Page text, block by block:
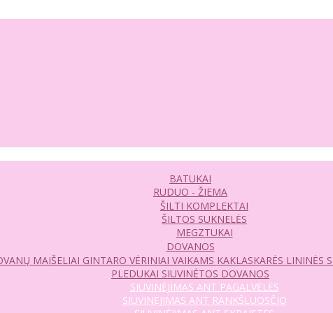
BATUKAI
RUDUO - ŽIEMA
ŠILTI KOMPLEKTAI
ŠILTOS SUKNELĖS
MEGZTUKAI
DOVANOS
MAIŠELIAI GINTARO VĖRINIAI VAIKAMS KAKLASKARĖS LININĖS
PLEDUKAI SIUVINĖTOS DOVANOS
SIUVINĖJIMAS ANT PAGALVĖLĖS
SIUVINĖJIMAS ANT RANKŠLUOSČIO